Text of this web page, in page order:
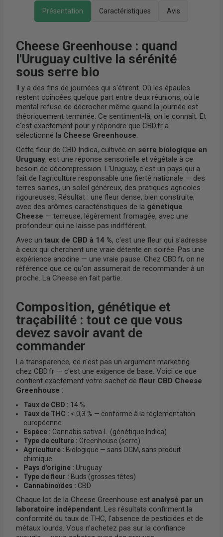
Présentation Caractéristiques Avis
Cheese Greenhouse : quand
l'Uruguay cultive la sérénité
sous serre bio
Il y a des fins de journées qui s'étirent. Où les épaules
restent coincées quelque part entre deux réunions, où le
mental refuse de décrocher même quand la journée est
théoriquement terminée. Ce sentiment-là, on le connaît. Et
c'est exactement pour y répondre que CBD.fr a
sélectionné la Cheese Greenhouse.
Cette fleur de CBD Indica, cultivée en serre biologique en
Uruguay, est une réponse sensorielle et végétale à ce
besoin de décompression. L'Uruguay, c'est un pays qui a
fait de l'agriculture responsable une fierté nationale — des
terres saines, un soleil généreux, des pratiques agricoles
rigoureuses. Résultat : une fleur dense, bien construite,
avec des arômes caractéristiques de la génétique
Cheese — terreuse, légèrement fromagée, avec une
profondeur qui ne laisse pas indifférent.
Avec un taux de CBD à 14 %, c'est une fleur qui s'adresse
à ceux qui cherchent une vraie détente en soirée. Pas une
expérience anodine — une vraie pause. Chez CBD.fr, on ne
référence que ce qu'on assumerait de recommander à un
proche. La Cheese en fait partie.
Composition, génétique et
traçabilité : tout ce que vous
devez savoir avant de
commander
La transparence, ce n'est pas un argument marketing
chez CBD.fr — c'est une exigence de base. Voici ce que
contient exactement votre sachet de fleur CBD Cheese
Greenhouse :
Taux de CBD : 14 %
Taux de THC : < 0,3 % — conforme à la réglementation
européenne
Espèce : Cannabis sativa L. (génétique Indica)
Type de culture : Greenhouse (serre)
Agriculture : Biologique — sans OGM, sans produit
chimique
Pays d'origine : Uruguay
Type de fleur : Buds (grosses têtes)
Cannabinoïdes : CBD
Chaque lot de la Cheese Greenhouse est analysé par un
laboratoire indépendant. Les résultats confirment la
conformité du taux de THC, l'absence de pesticides et de
métaux lourds. Vous n'achetez pas sur la confiance